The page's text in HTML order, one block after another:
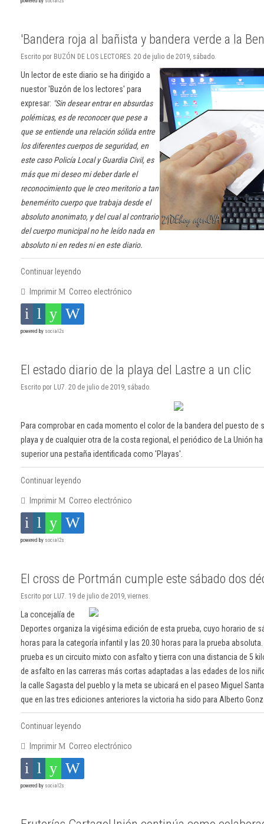
'Bandera roja al bañista y bandera verde a la
Escrito por BUZÓN DE LOS LECTORES. 20 de julio de 2019, sábado.
Un lector de este diario se ha dirigido a
nuestor 'Buzón de los lectores' para
expresar: "Sin desear entrar en absurdas
polémicas, es de reconocer que pese a
que se entiende una relación sólida entre
los diferentes cuerpos de seguridad, en
este caso Policía Local y Guardia Civil, es
más que mi deseo mi deber darle el
reconocimiento que le creo meritorio a tan
benemérito cuerpo que trabaja desde el
absoluto anonimato, y del cual al contrario
del cuerpo municipal no he leído nada en
absoluto ni en redes ni en este diario.
Continuar leyendo
Imprimir Correo electrónico
powered by social2s
El estado diario de la playa del Lastre a un clic
Escrito por LU7. 20 de julio de 2019, sábado.
Para comprobar en cada momento el color de la bandera del puesto de
playa y de cualquier otra de la costa regional, el periódico de La Unión
superior una pestaña identificada como 'Playas'.
Continuar leyendo
Imprimir Correo electrónico
powered by social2s
El cross de Portmán cumple este sábado dos
Escrito por LU7. 19 de julio de 2019, viernes.
La concejalía de
Deportes organiza la vigésima edición de esta prueba, cuyo horario de
horas para la categoría infantil y las 20.30 horas para la prueba
prueba es un circuito mixto con asfalto y tierra con una distancia de 5
de asfalto en las carreras más cortas adaptadas a las edades de los
la calle Sagasta del pueblo y la meta se ubicará en el paseo Miguel
que en las tres ediciones anteriores la victoria ha sido para Alberto
Continuar leyendo
Imprimir Correo electrónico
powered by social2s